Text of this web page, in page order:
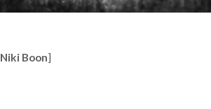
Niki Boon]